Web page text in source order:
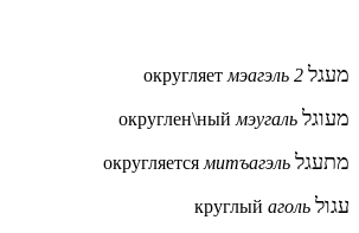
округляет мэагэль 2 מעגל
округлен\ный мэугаль מעוגל
округляется митъагэль מתעגל
круглый аголь עגול